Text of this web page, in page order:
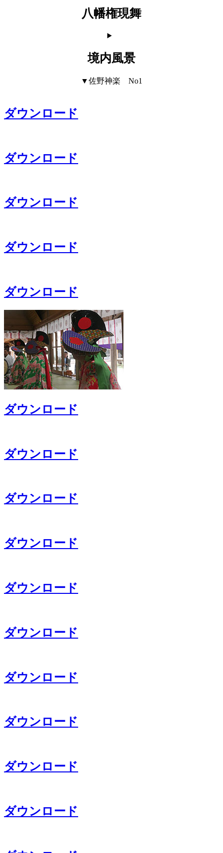
八幡権現舞
境内風景
▼佐野神楽 No1
ダウンロード
ダウンロード
ダウンロード
ダウンロード
ダウンロード
ダウンロード
ダウンロード
ダウンロード
ダウンロード
ダウンロード
ダウンロード
ダウンロード
ダウンロード
ダウンロード
ダウンロード